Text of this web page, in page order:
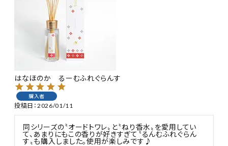
シリーズから探す
よーじやについて
お知らせ
ご利用ガイド
お客さま向け窓口(お問い合わせ)
はなほのか るーむふれぐらんす
購入者
投稿日 2026/01/11
同シリーズの〝オードトワレ〟と〝ねり香水〟を愛用してい
て、あまりにもこの香りが好きすぎて〝るんむふれぐらん
す〟も購入しました。使用が楽しみです♪